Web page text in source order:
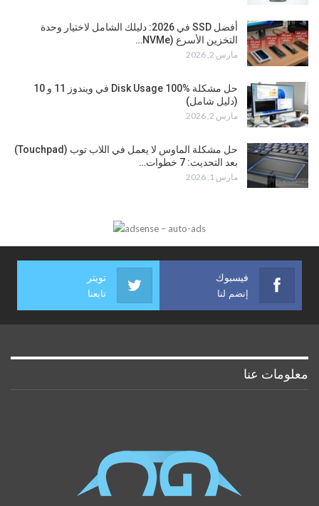
أفضل SSD في 2026: دليلك الشامل لاختيار وحدة
التخزين الأسرع (NVMe…
مارس 2, 2026
حل مشكلة Disk Usage 100% في ويندوز 11 و 10
(دليل شامل)
مارس 2, 2026
حل مشكلة الماوس لا يعمل في اللاب توب (Touchpad)
بعد التحديث: 7 خطوات…
مارس 1, 2026
فيسبوك
إنضم لنا
تويتر
تابعنا
معلومات عنا